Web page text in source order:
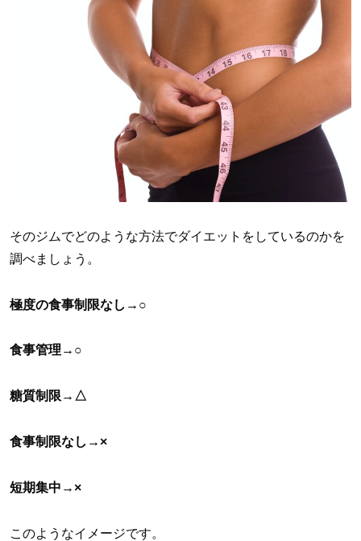
そのジムでどのような方法でダイエットをしているのかを
調べましょう。
極度の食事制限なし→○
食事管理→○
糖質制限→△
食事制限なし→×
短期集中→×
このようなイメージです。